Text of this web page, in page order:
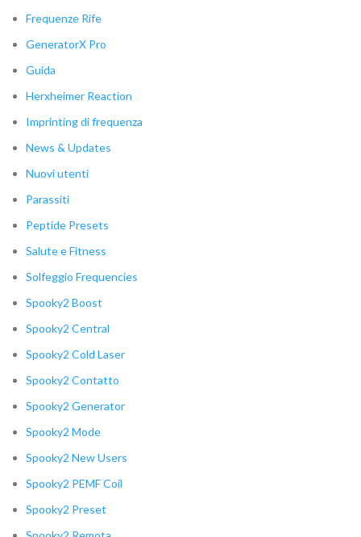
Frequenze Rife
GeneratorX Pro
Guida
Herxheimer Reaction
Imprinting di frequenza
News & Updates
Nuovi utenti
Parassiti
Peptide Presets
Salute e Fitness
Solfeggio Frequencies
Spooky2 Boost
Spooky2 Central
Spooky2 Cold Laser
Spooky2 Contatto
Spooky2 Generator
Spooky2 Mode
Spooky2 New Users
Spooky2 PEMF Coil
Spooky2 Preset